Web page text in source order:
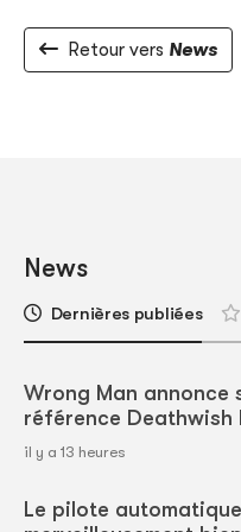
Retour vers News
News
Dernières publiées
Wrong Man annonce
référence Deathwish
il y a 13 heures
Le pilote